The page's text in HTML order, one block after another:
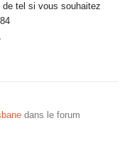
tel si vous souhaitez
dans le forum